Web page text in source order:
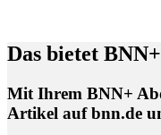
Das bietet BNN+
Mit Ihrem BNN+
Artikel auf bnn.de